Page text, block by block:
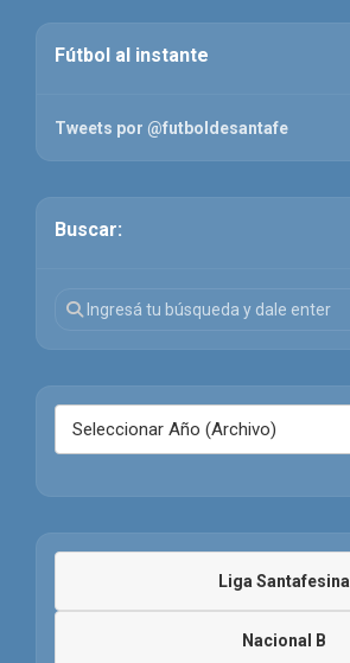
Fútbol al instante
Tweets por @futboldesantafe
Buscar:
Liga Santafesina
Nacional B